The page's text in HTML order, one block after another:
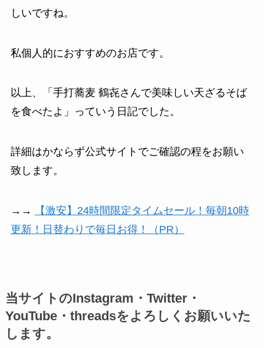
しいですね。
私個人的におすすめのお店です。
以上、「手打蕎麦 鶴㐂さんで美味しい天ざるそば
を食べたよ」っていう日記でした。
詳細はかならず公式サイトでご確認の程をお願い
致します。
→→
【激安】24時間限定タイムセール！毎朝10時
更新！日替わりで毎日お得！（PR）
当サイトのInstagram・Twitter・
YouTube・threadsをよろしくお願いいた
します。